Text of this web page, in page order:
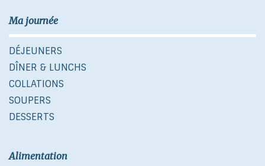
Ma journée
DÉJEUNERS
DÎNER & LUNCHS
COLLATIONS
SOUPERS
DESSERTS
Alimentation